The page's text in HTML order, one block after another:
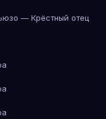
— Крёстный отец